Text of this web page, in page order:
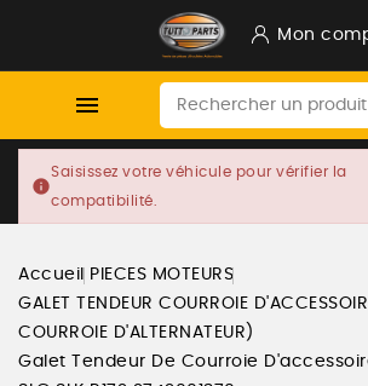
Mon

info
Saisissez votre véhicule pour vérifier la
compatibilité.
Accueil
PIECES MOTEURS
GALET TENDEUR COURROIE
COURROIE D'ALTERNATEUR)
Galet Tendeur De Courroie D'accessoire